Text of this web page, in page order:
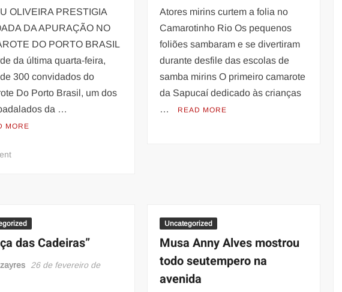
produção
em
Intendente
Magalhães
OLIVEIRA PRESTIGIA
DA APURAÇÃO NO
DO PORTO BRASIL
da última quarta-feira,
300 convidados do
Do Porto Brasil, um dos
da …
MORE
on
da
apuração
Atores mirins curtem a folia no
Camarotinho Rio Os pequenos
foliões sambaram e se divertiram
durante desfile das escolas de
samba mirins O primeiro camarote
da Sapucaí dedicado às crianças
…
READ MORE
das Cadeiras”
26 de fevereiro de
Uncategorized
Musa Anny Alves mostrou
todo seutempero na
avenida